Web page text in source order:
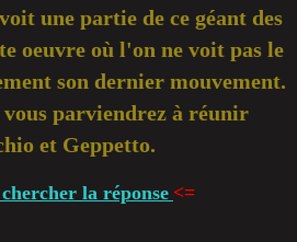
une partie de ce géant des
oeuvre où l'on ne voit pas le
son dernier mouvement.
parviendrez à réunir
et Geppetto.
la réponse <=